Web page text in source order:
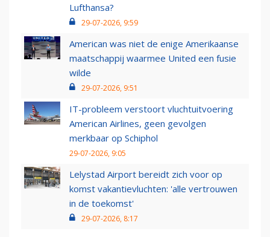
Lufthansa?
29-07-2026, 9:59
American was niet de enige Amerikaanse
maatschappij waarmee United een fusie
wilde
29-07-2026, 9:51
IT-probleem verstoort vluchtuitvoering
American Airlines, geen gevolgen
merkbaar op Schiphol
29-07-2026, 9:05
Lelystad Airport bereidt zich voor op
komst vakantievluchten: 'alle vertrouwen
in de toekomst'
29-07-2026, 8:17